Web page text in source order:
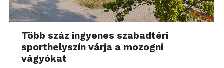
Több száz ingyenes szabadtéri
sporthelyszín várja a mozogni
vágyókat